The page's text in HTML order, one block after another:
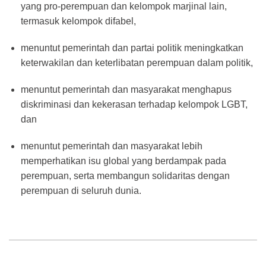
yang pro-perempuan dan kelompok marjinal lain,
termasuk kelompok difabel,
menuntut pemerintah dan partai politik meningkatkan
keterwakilan dan keterlibatan perempuan dalam politik,
menuntut pemerintah dan masyarakat menghapus
diskriminasi dan kekerasan terhadap kelompok LGBT,
dan
menuntut pemerintah dan masyarakat lebih
memperhatikan isu global yang berdampak pada
perempuan, serta membangun solidaritas dengan
perempuan di seluruh dunia.